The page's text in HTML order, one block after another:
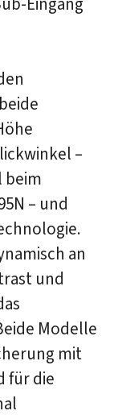
–
beim
– und
an
und
Modelle
mit
für die